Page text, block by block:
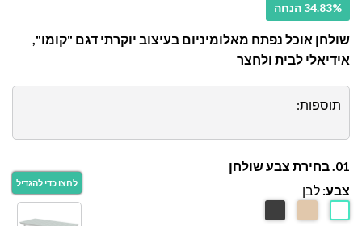
34.83% הנחה
שולחן אוכל נפתח מאלומיניום בעיצוב יוקרתי דגם "קומו",
אידיאלי לבית ולחצר
תוספות:
01. בחירת צבע שולחן
צבע: לבן